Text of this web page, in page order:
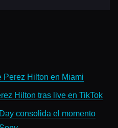
Perez Hilton en Miami
Hilton tras live en TikTok
consolida el momento